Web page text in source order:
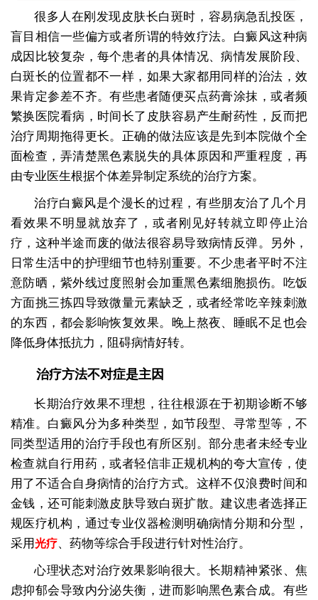
很多人在刚发现皮肤长白斑时，容易病急乱投医，
盲目相信一些偏方或者所谓的特效疗法。白癜风这种病
成因比较复杂，每个患者的具体情况、病情发展阶段、
白斑长的位置都不一样，如果大家都用同样的治法，效
果肯定参差不齐。有些患者随便买点药膏涂抹，或者频
繁换医院看病，时间长了皮肤容易产生耐药性，反而把
治疗周期拖得更长。正确的做法应该是先到本院做个全
面检查，弄清楚黑色素脱失的具体原因和严重程度，再
由专业医生根据个体差异制定系统的治疗方案。
治疗白癜风是个漫长的过程，有些朋友治了几个月
看效果不明显就放弃了，或者刚见好转就立即停止治
疗，这种半途而废的做法很容易导致病情反弹。另外，
日常生活中的护理细节也特别重要。不少患者平时不注
意防晒，紫外线过度照射会加重黑色素细胞损伤。吃饭
方面挑三拣四导致微量元素缺乏，或者经常吃辛辣刺激
的东西，都会影响恢复效果。晚上熬夜、睡眠不足也会
降低身体抵抗力，阻碍病情好转。
治疗方法不对症是主因
长期治疗效果不理想，往往根源在于初期诊断不够
精准。白癜风分为多种类型，如节段型、寻常型等，不
同类型适用的治疗手段也有所区别。部分患者未经专业
检查就自行用药，或者轻信非正规机构的夸大宣传，使
用了不适合自身病情的治疗方式。这样不仅浪费时间和
金钱，还可能刺激皮肤导致白斑扩散。建议患者选择正
规医疗机构，通过专业仪器检测明确病情分期和分型，
采用光疗、药物等综合手段进行针对性治疗。
心理状态对治疗效果影响很大。长期精神紧张、焦
虑抑郁会导致内分泌失衡，进而影响黑色素合成。有些